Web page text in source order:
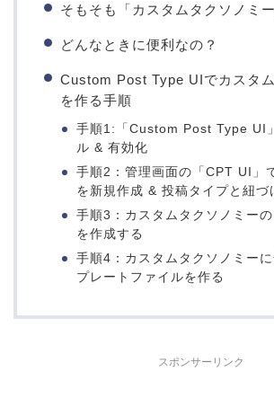
そもそも「カスタムタクソノミ
どんなときに便利なの？
Custom Post Type UIでカスタ
を作る手順
手順1:「Custom Post Type UI
ル & 有効化
手順2：管理画面の「CPT UI」
を新規作成 & 投稿タイプと紐づ
手順3：カスタムタクソノミー
を作成する
手順4：カスタムタクソノミー
プレートファイルを作る
スポンサーリンク